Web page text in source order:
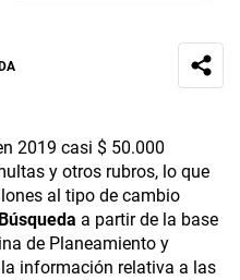
2019 casi $ 50.000
y otros rubros, lo que
al tipo de cambio
Búsqueda a partir de la base
de Planeamiento y
información relativa a las